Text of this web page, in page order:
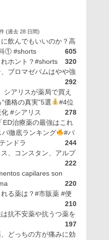
(過去 28 日間)
飲んでもいいのか？高
① #shorts
605
ホント？#shorts
320
ブロマゼパムはやや強
292
シアリスが薬局で買え
価格の真実”5選
#4位
#シアリス
278
「ED治療薬の最強はこれ
徹底ランキング
#バ
ンドラ
244
ス、コンスタン、アルプ
222
capilares son
220
る薬は？#市販薬 #便
210
抗不安薬や抗うつ薬を
197
どっちの方が痛みに効